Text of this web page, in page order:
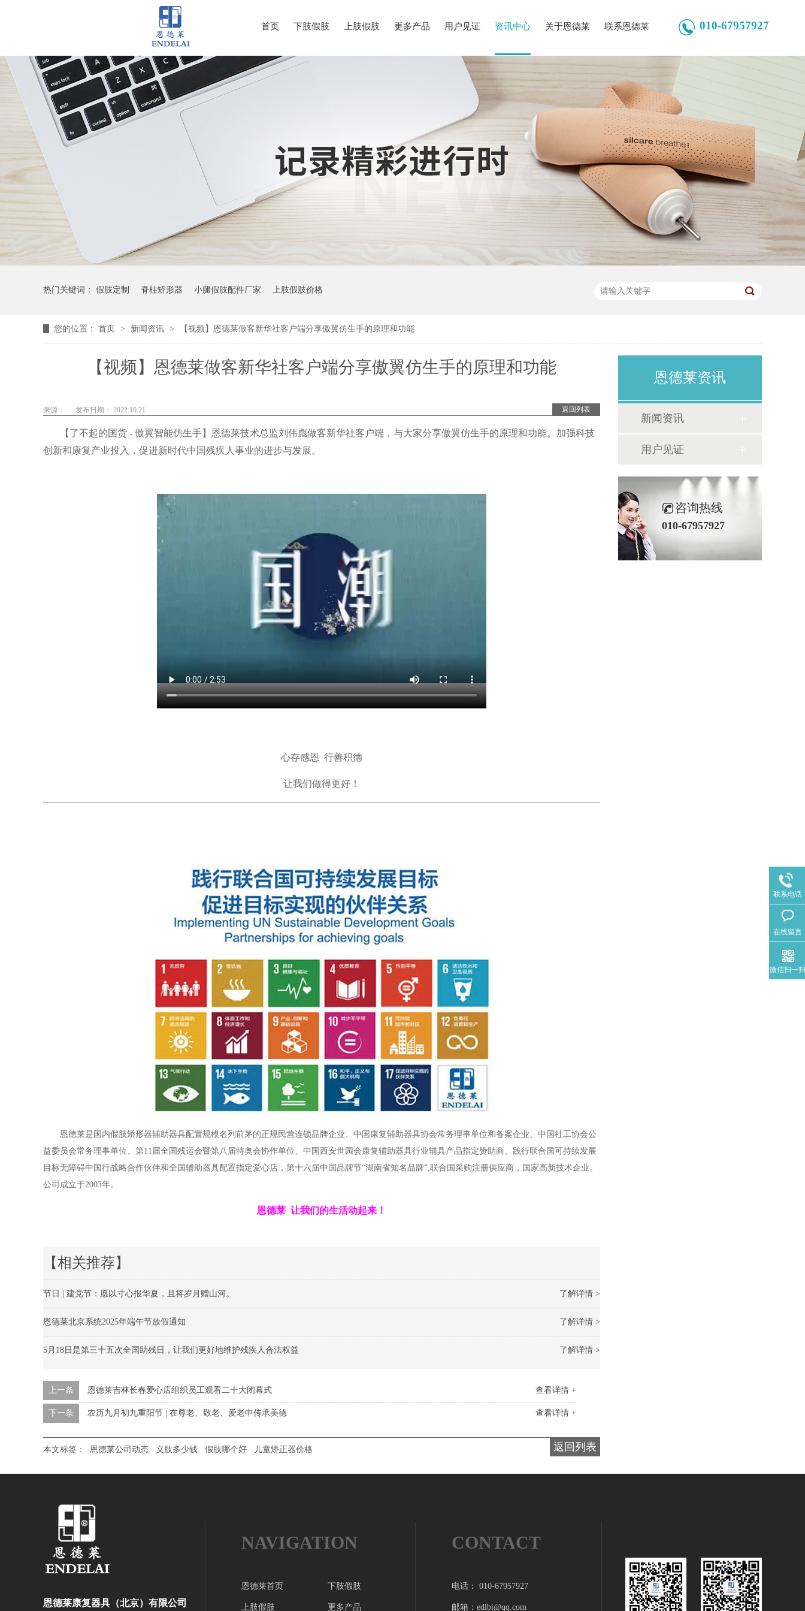
首页 下肢假肢 上肢假肢 更多产品 用户见证 资讯中心 关于恩德莱 联系恩德莱 010-67957927
热门关键词： 假肢定制 脊柱矫形器 小腿假肢配件厂家 上肢假肢价格
您的位置： 首页 > 新闻资讯 > 【视频】恩德莱做客新华社客户端分享傲翼仿生手的原理和功能
【视频】恩德莱做客新华社客户端分享傲翼仿生手的原理和功能
返回列表
来源： 发布日期： 2022.10.21
【了不起的国货 - 傲翼智能仿生手】恩德莱技术总监刘伟彪做客新华社客户端，与大家分享傲翼仿生手的原理和功能。加强科技
创新和康复产业投入，促进新时代中国残疾人事业的进步与发展。
心存感恩 行善积德
让我们做得更好！
恩德莱是国内假肢矫形器辅助器具配置规模名列前茅的正规民营连锁品牌企业、中国康复辅助器具协会常务理事单位和备案企业、中国社工协会公
益委员会常务理事单位、第11届全国残运会暨第八届特奥会协作单位、中国西安世园会康复辅助器具行业辅具产品指定赞助商、践行联合国可持续发展
目标无障碍中国行战略合作伙伴和全国辅助器具配置指定爱心店，第十六届中国品牌节“湖南省知名品牌”,联合国采购注册供应商，国家高新技术企业。
公司成立于2003年。
恩德莱 让我们的生活动起来！
【相关推荐】
了解详情 >
节日 | 建党节：愿以寸心报华夏，且将岁月赠山河。
了解详情 >
恩德莱北京系统2025年端午节放假通知
了解详情 >
5月18日是第三十五次全国助残日，让我们更好地维护残疾人合法权益
查看详情 +
上一条 恩德莱吉林长春爱心店组织员工观看二十大闭幕式
查看详情 +
下一条 农历九月初九重阳节 | 在尊老、敬老、爱老中传承美德
返回列表
本文标签： 恩德莱公司动态 义肢多少钱 假肢哪个好 儿童矫正器价格
恩德莱资讯
新闻资讯
用户见证
咨询热线
010-67957927
恩德莱康复器具（北京）有限公司
NAVIGATION
恩德莱首页 下肢假肢
上肢假肢 更多产品
CONTACT
电话： 010-67957927
邮箱：edlbj@qq.com
联系电话
在线留言
微信扫一扫